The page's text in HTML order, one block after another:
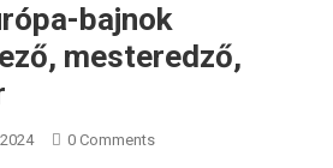
bajnok
mesteredző,
0 Comments